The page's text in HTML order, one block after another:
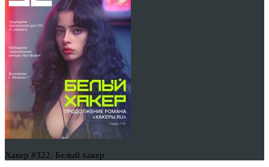
Хакер #322. Белый хакер